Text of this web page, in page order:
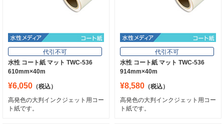
代引不可
水性 コート紙 マット TWC-536
610mm×40m
¥6,050 （税込）
高発色の大判インクジェット用コー
ト紙です。
代引不可
水性 コート紙 マット TWC-536
914mm×40m
¥8,580 （税込）
高発色の大判インクジェット用コー
ト紙です。